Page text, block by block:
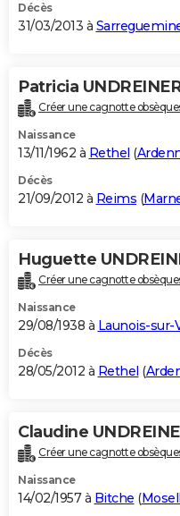
Décès
31/03/2013 à
Patricia
Créer une cagnotte
Naissance
13/11/1962 à Rethel (
Décès
21/09/2012 à Reims (
Huguette
Créer une cagnotte
Naissance
29/08/1938 à Launois-sur-
Décès
28/05/2012 à Rethel (
Claudine
Créer une cagnotte
Naissance
14/02/1957 à Bitche (